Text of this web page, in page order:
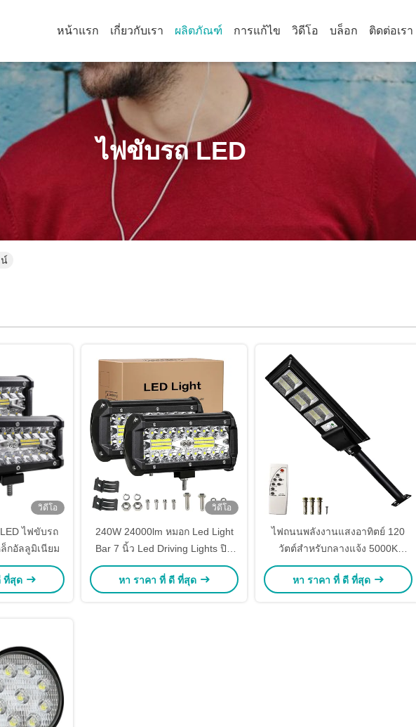
หน้าแรก เกี่ยวกับเรา ผลิตภัณฑ์ การแก้ไข วิดีโอ บล็อก ติดต่อเรา
ไฟขับรถ LED
น์
วิดีโอ
ไฟขับรถ
กอัลลูมิเนียม
ที่สุด
วิดีโอ
240W 24000lm หมอก Led Light
Bar 7 นิ้ว Led Driving Lights ปิด
ถนน Waterproof
หา ราคา ที่ ดี ที่สุด
ไฟถนนพลังงานแสงอาทิตย์ 120
วัตต์สำหรับกลางแจ้ง 5000K
Daylight White Flood Endurance
IP65 Waterproof
หา ราคา ที่ ดี ที่สุด